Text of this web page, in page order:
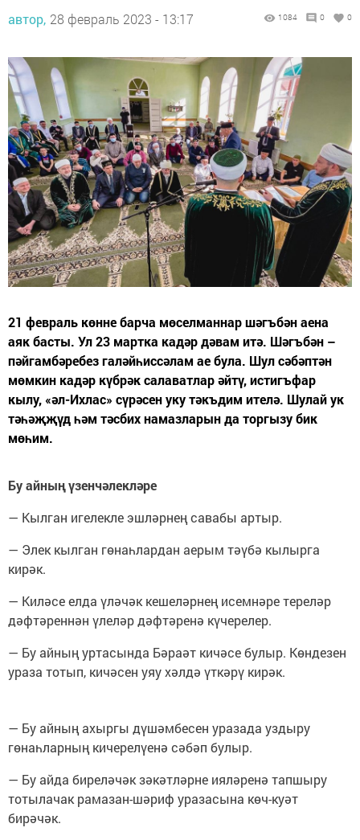
автор, 28 февраль 2023 - 13:17 1084 0 0
21 февраль көнне барча мөселманнар шәгъбән аена
аяк басты. Ул 23 мартка кадәр дәвам итә. Шәгъбән –
пәйгамбәребез галәйһиссәлам ае була. Шул сәбәптән
мөмкин кадәр күбрәк салаватлар әйтү, истигъфар
кылу, «әл-Ихлас» сүрәсен уку тәкъдим ителә. Шулай ук
тәһәҗҗүд һәм тәсбих намазларын да торгызу бик
мөһим.
Бу айның үзенчәлекләре
— Кылган игелекле эшләрнең савабы артыр.
— Элек кылган гөнаһлардан аерым тәүбә кылырга
кирәк.
— Киләсе елда үләчәк кешеләрнең исемнәре тереләр
дәфтәреннән үлеләр дәфтәренә күчерелер.
— Бу айның уртасында Бәраәт кичәсе булыр. Көндезен
ураза тотып, кичәсен уяу хәлдә үткәрү кирәк.
— Бу айның ахыргы дүшәмбесен уразада уздыру
гөнаһларның кичерелүенә сәбәп булыр.
— Бу айда биреләчәк зәкәтләрне ияләренә тапшыру
тотылачак рамазан-шәриф уразасына көч-куәт
бирәчәк.